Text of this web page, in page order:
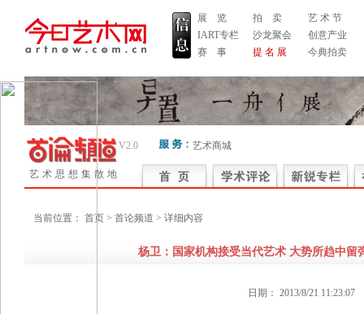
展 览
IART专栏
赛 事
拍 卖
沙龙聚会
提 名 展
艺 术 节
创意产业
今典拍卖
艺术思想集散地
V2.0 艺术商城
当前位置： 首页 > 首论频道 > 详细内容
杨卫：国家机构接受当代艺术 大势所趋中留
日期： 2013/8/21 11:23:07